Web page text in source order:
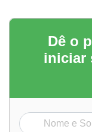
Dê o
iniciar